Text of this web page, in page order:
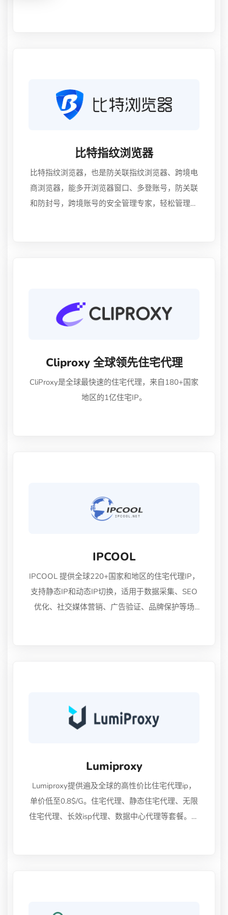
比特指纹浏览器
比特指纹浏览器，也是防关联指纹浏览器、跨境电
商浏览器，能多开浏览器窗口、多登账号，防关联
和防封号，跨境账号的安全管理专家，轻松管理您
Cliproxy 全球领先住宅代理
CliProxy是全球最快速的住宅代理，来自180+国家
地区的1亿住宅IP。
IPCOOL
IPCOOL 提供全球220+国家和地区的住宅代理IP，
支持静态IP和动态IP切换，适用于数据采集、SEO
优化、社交媒体营销、广告验证、品牌保护等场
Lumiproxy
Lumiproxy提供遍及全球的高性价比住宅代理ip，
单价低至0.8$/G。住宅代理、静态住宅代理、无限
住宅代理、长效isp代理、数据中心代理等套餐。，